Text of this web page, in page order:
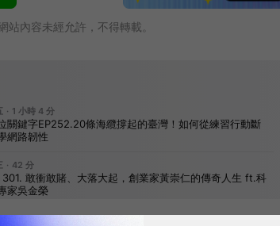
站內容未經允許，不得轉載。